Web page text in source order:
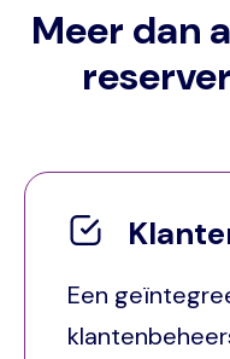
Meer dan
Een